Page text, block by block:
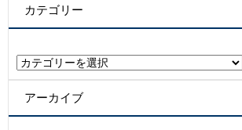
カテゴリー
カ
テ
ゴ
リ
アーカイブ